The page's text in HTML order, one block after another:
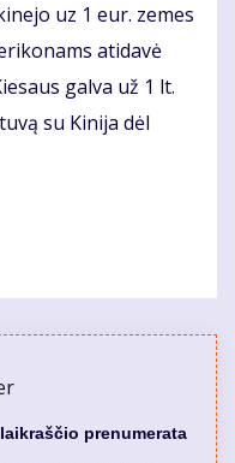
uz 1 eur. zemes
atidavė
galva už 1 lt.
su Kinija dėl
prenumerata